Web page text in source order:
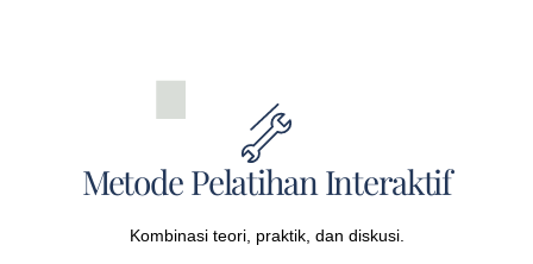
Metode Pelatihan Interaktif
Kombinasi teori, praktik, dan diskusi.